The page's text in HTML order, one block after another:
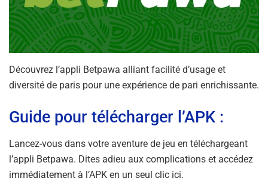
Découvrez l’appli Betpawa alliant facilité d’usage et
diversité de paris pour une expérience de pari enrichissante.
Guide pour télécharger l’APK :
Lancez-vous dans votre aventure de jeu en téléchargeant
l’appli Betpawa. Dites adieu aux complications et accédez
immédiatement à l’APK en un seul clic ici.